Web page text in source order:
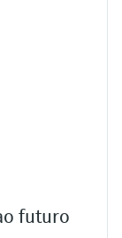
futuro